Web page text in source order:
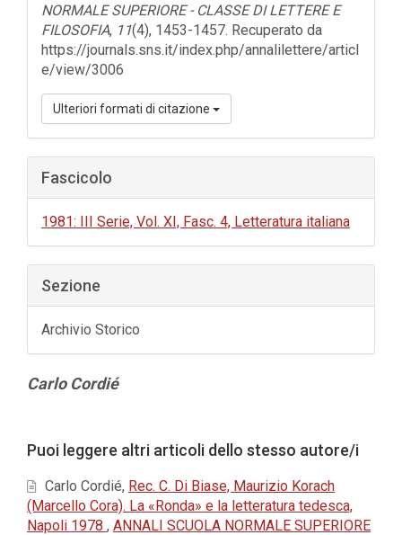
NORMALE SUPERIORE - CLASSE DI LETTERE E
FILOSOFIA, 11(4), 1453-1457. Recuperato da
https://journals.sns.it/index.php/annalilettere/articl
e/view/3006
Ulteriori formati di citazione
Fascicolo
1981: III Serie, Vol. XI, Fasc. 4, Letteratura italiana
Sezione
Archivio Storico
Contenuto
Carlo Cordié
dell'articolo
Puoi leggere altri articoli dello stesso autore/i
Carlo Cordié, Rec. C. Di Biase, Maurizio Korach
(Marcello Cora). La «Ronda» e la letteratura tedesca,
Napoli 1978 , ANNALI SCUOLA NORMALE SUPERIORE